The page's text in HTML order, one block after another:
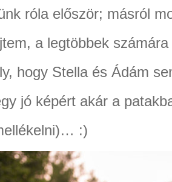
róla először; másról
a legtöbbek
hogy Stella és Ádám
jó képért akár a
:)